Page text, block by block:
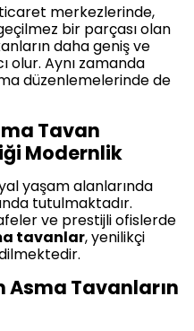
merkezlerinde,
bir parçası olan
daha geniş ve
olur. Aynı zamanda
düzenlemelerinde de
Tavan
Modernlik
yaşam alanlarında
tutulmaktadır.
ve prestijli ofislerde
tavanlar, yenilikçi
Asma Tavanların